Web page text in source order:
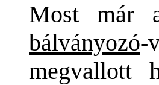
Most már
bálványozó-
megvallott